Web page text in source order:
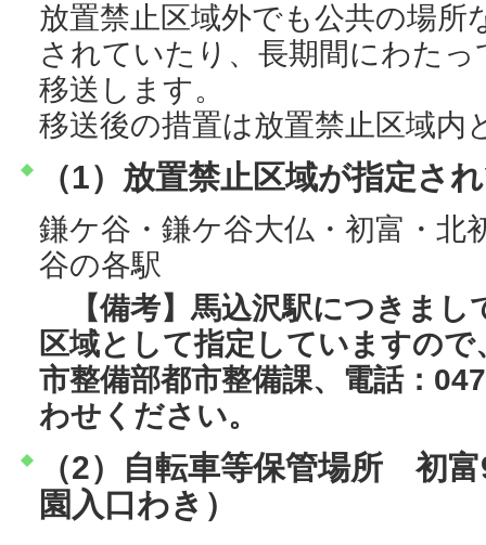
放置禁止区域外でも公共の場所
されていたり、長期間にわた
移送します。
移送後の措置は放置禁止区域内
（1）放置禁止区域が指定さ
鎌ケ谷・鎌ケ谷大仏・初富・北
谷の各駅
【備考】馬込沢駅につきまし
区域として指定していますの
市整備部都市整備課、電話：
わせください。
（2）自転車等保管場所 初
園入口わき）